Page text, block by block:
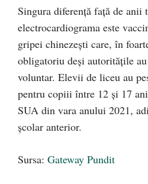
Singura diferență față de anii
electrocardiograma este
gripei chinezești care, în
obligatoriu deși autoritățile
voluntar. Elevii de liceu au
pentru copiii între 12 și 17
SUA din vara anului 2021,
școlar anterior.
Sursa: Gateway Pundit